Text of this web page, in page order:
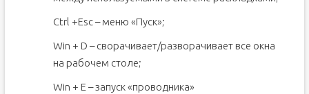
Ctrl +Esc – меню «Пуск»;
Win + D – сворачивает/разворачивает все окна
на рабочем столе;
Win + E – запуск «проводника»